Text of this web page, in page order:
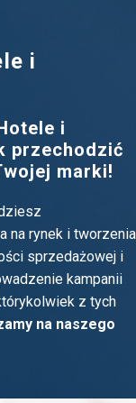
i
i
przechodzić
marki!
na rynek i tworzenia
sprzedażowej i
kampanii
z tych
na naszego